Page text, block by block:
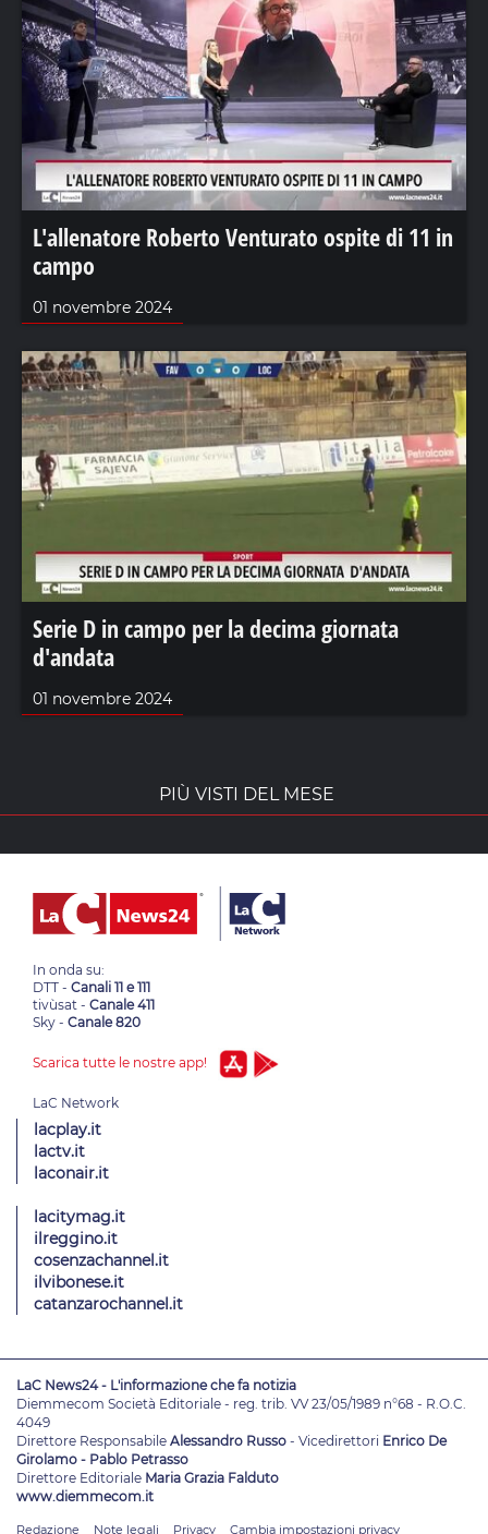
L'allenatore Roberto Venturato ospite di 11 in
campo
01 novembre 2024
Serie D in campo per la decima giornata
d'andata
01 novembre 2024
PIÙ VISTI DEL MESE
In onda su:
DTT - Canali 11 e 111
tivùsat - Canale 411
Sky - Canale 820
Scarica tutte le nostre app!
lacplay.it
lactv.it
laconair.it
lacitymag.it
ilreggino.it
cosenzachannel.it
ilvibonese.it
catanzarochannel.it
LaC News24 - L'informazione che fa notizia
Diemmecom Società Editoriale - reg. trib. VV 23/05/1989 n°68 - R.O.C.
4049
Direttore Responsabile Alessandro Russo - Vicedirettori Enrico De
Girolamo - Pablo Petrasso
Direttore Editoriale Maria Grazia Falduto
www.diemmecom.it
Redazione Note legali Privacy Cambia impostazioni privacy